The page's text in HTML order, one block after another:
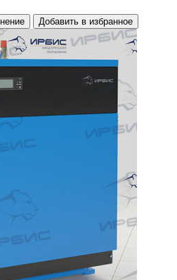
Добавить в избранное